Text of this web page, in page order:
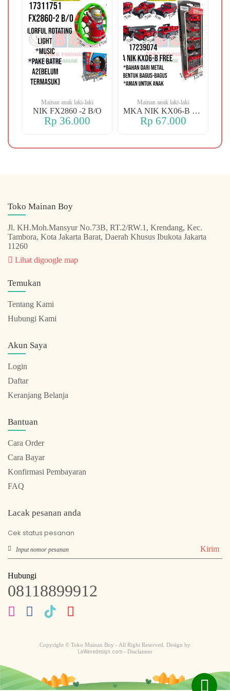
Mainan anak laki-laki
NIK FX2860 -2 B/O
Rp 36.000
Mainan anak laki-laki
MKA NIK KX06-B FREE
Rp 67.000
Toko Mainan Boy
Jl. KH.Moh.Mansyur No.73B, RT.2/RW.1, Krendang, Kec.
Tambora, Kota Jakarta Barat, Daerah Khusus Ibukota Jakarta
11260
Lihat digoogle map
Temukan
Tentang Kami
Hubungi Kami
Akun Saya
Login
Daftar
Keranjang Belanja
Bantuan
Cara Order
Cara Bayar
Konfirmasi Pembayaran
FAQ
Lacak pesanan anda
Cek status pesanan
Kirim
Hubungi
08118899912
Copyright © Toko Mainan Boy - All Right Reserved. Design by
LaWavedesign.com - Disclaimer